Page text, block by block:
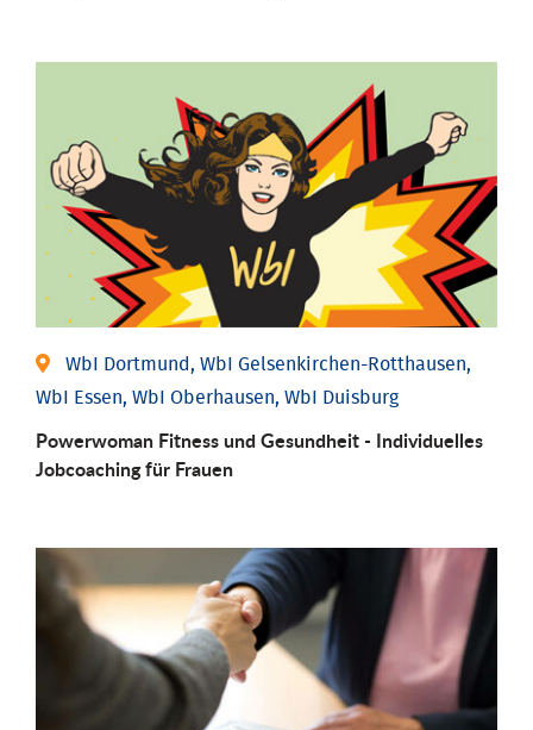
WbI Dortmund, WbI Gelsenkirchen-Rotthausen,
WbI Essen, WbI Oberhausen, WbI Duisburg
Powerwoman Fitness und Gesund­heit - Individu­elles
Job­coaching für Frauen